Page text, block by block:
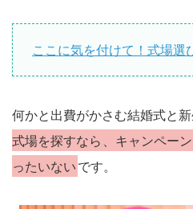
ここに気を付けて！式場選
何かと出費がかさむ結婚式と
式場を探すなら、キャンペー
ったいないです。